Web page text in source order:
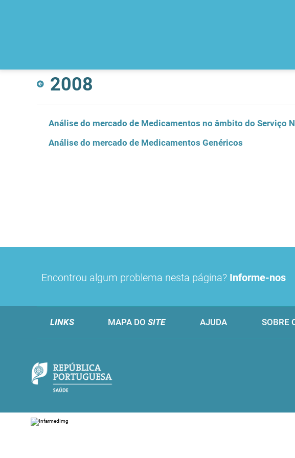
2008
Análise do mercado de Medicamentos no âmbito do Serviço
Análise do mercado de Medicamentos Genéricos
Encontrou algum problema nesta página? Informe-nos
LINKS MAPA DO SITE AJUDA SOBRE